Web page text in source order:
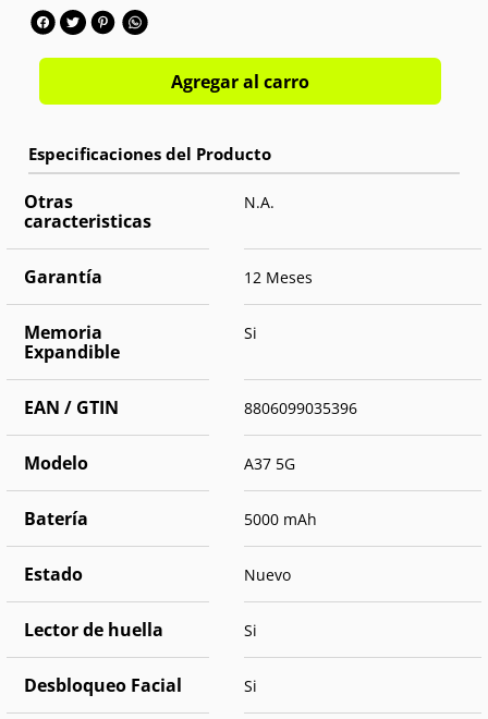
Cámara frontal:
OS:Android 16
Agregar al carro
Otras
caracteristicas
N.A.
Garantía 12 Meses
Memoria
Expandible
Si
EAN / GTIN 8806099035396
Modelo A37 5G
Batería 5000 mAh
Estado Nuevo
Lector de huella Si
Desbloqueo Facial Si